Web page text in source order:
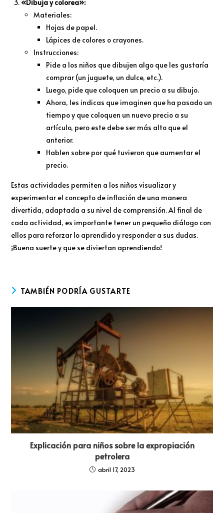
«Dibuja y colorea»:
Materiales:
Hojas de papel.
Lápices de colores o crayones.
Instrucciones:
Pide a los niños que dibujen algo que les gustaría
comprar (un juguete, un dulce, etc.).
Luego, pide que coloquen un precio a su dibujo.
Ahora, les indicas que imaginen que ha pasado un
tiempo y que coloquen un nuevo precio a su
artículo, pero este debe ser más alto que el
anterior.
Hablen sobre por qué tuvieron que aumentar el
precio.
Estas actividades permiten a los niños visualizar y
experimentar el concepto de inflación de una manera
divertida, adaptada a su nivel de comprensión. Al final de
cada actividad, es importante tener un pequeño diálogo con
ellos para reforzar lo aprendido y responder a sus dudas.
¡Buena suerte y que se diviertan aprendiendo!
TAMBIÉN PODRÍA GUSTARTE
Explicación para niños sobre la expropiación
petrolera
abril 17, 2023